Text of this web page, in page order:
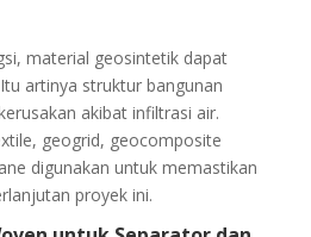
material geosintetik dapat
artinya struktur bangunan
akibat infiltrasi air.
geogrid, geocomposite
digunakan untuk memastikan
proyek ini.